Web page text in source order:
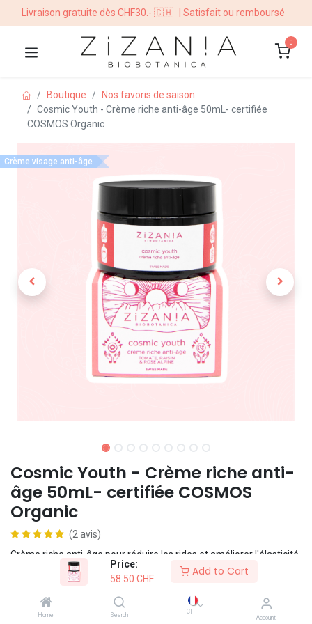
Price:
58.50 CHF
Add to Cart
Home Search
CHF
Account
Livraison gratuite dès CHF30.- 🇨🇭 | Satisfait ou remboursé
0
Boutique
Nos favoris de saison
Cosmic Youth - Crème riche anti-âge 50mL- certifiée
COSMOS Organic
Crème visage anti-âge
Cosmic Youth - Crème riche anti-
âge 50mL- certifiée COSMOS
Organic
(2 avis)
Crème riche anti-âge pour réduire les rides et améliorer l'élasticité.
Texture fouettée et hydratation intense. Convient aux peaux
normales à sèches.
Formule vegan